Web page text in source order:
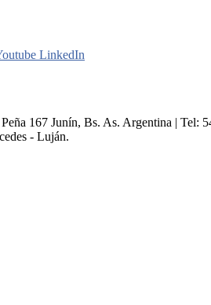
LinkedIn
167 Junín, Bs. As. Argentina |
- Luján.